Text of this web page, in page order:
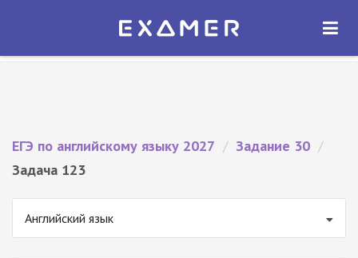
Экзамер — ЕГЭ 2027
ОТКРЫТЬ
ЕГЭ по английскому языку 2027 / Задание 30 /
Задача 123
Английский язык